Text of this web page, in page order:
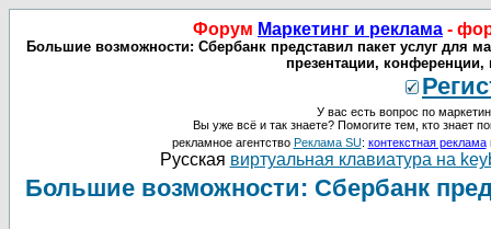
Форум Маркетинг и реклама -
Большие возможности: Сбербанк представил пакет услуг для
презентации,
У вас есть вопрос по
Вы уже всё и так знаете? Помогите тем, кто знает
рекламное агентство Реклама SU: контекстная реклама
Русская виртуальная клавиатура на
Большие возможности: Сбербанк